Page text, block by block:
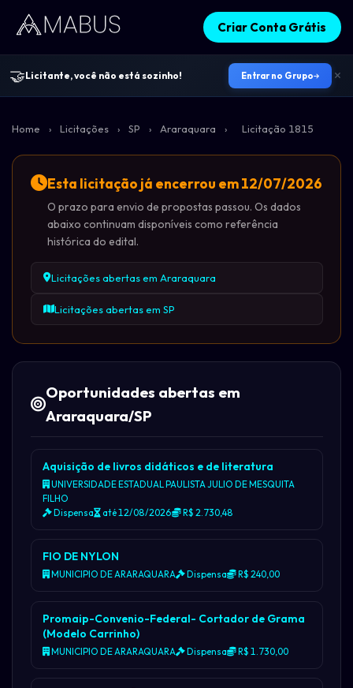
Criar Conta Grátis
🤝Licitante, você não está sozinho! Entrar no Grupo
Home › Licitações › SP › Araraquara › Licitação 1815
Esta licitação já encerrou em 12/07/2026
O prazo para envio de propostas passou. Os dados
abaixo continuam disponíveis como referência
histórica do edital.
Licitações abertas em Araraquara
Licitações abertas em SP
Oportunidades abertas em
Araraquara/SP
Aquisição de livros didáticos e de literatura
UNIVERSIDADE ESTADUAL PAULISTA JULIO DE MESQUITA
FILHO
Dispensa
até 12/08/2026 R$ 2.730,48
FIO DE NYLON
MUNICIPIO DE ARARAQUARA Dispensa R$ 240,00
Promaip-Convenio-Federal- Cortador de Grama
(Modelo Carrinho)
MUNICIPIO DE ARARAQUARA Dispensa R$ 1.730,00